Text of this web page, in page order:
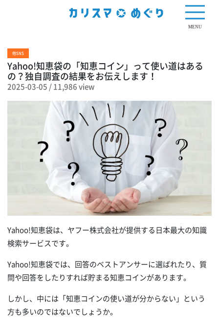
MENU
他SNS
Yahoo!知恵袋の「知恵コイン」って使い道はある
の？独自調査の結果をお伝えします！
2025-03-05 /11,986 view
Yahoo!知恵袋は、ヤフー株式会社が提供する日本最大の知識
検索サービスです。
Yahoo!知恵袋では、回答のベストアンサーに選ばれたり、質
問や回答をしたりすれば貯まる知恵コインがあります。
しかし、中には「知恵コインの使い道が分からない」という
方も多いのではないでしょうか。